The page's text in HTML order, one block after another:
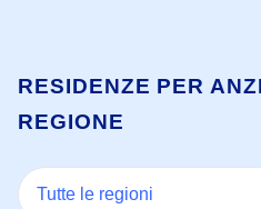
RESIDENZE PER
REGIONE
Tutte le regioni